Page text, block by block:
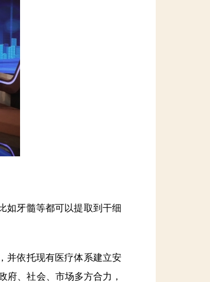
如牙髓等都可以提取到干细
并依托现有医疗体系建立安
府、社会、市场多方合力，